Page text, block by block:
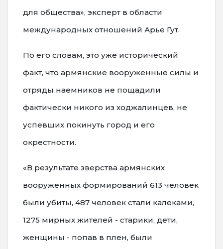
для общества», эксперт в области
международных отношений Арье Гут.
По его словам, это уже исторический
факт, что армянские вооруженные силы и
отряды наемников не пощадили
фактически никого из ходжалинцев, не
успевших покинуть город и его
окрестности.
«В результате зверства армянских
вооруженных формирований 613 человек
были убиты, 487 человек стали калеками,
1275 мирных жителей - старики, дети,
женщины - попав в плен, были